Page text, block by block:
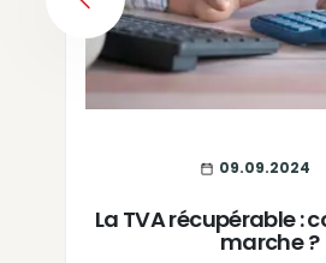
09.09.2024
La TVA récupérable :
marche ?
PREVIOUS